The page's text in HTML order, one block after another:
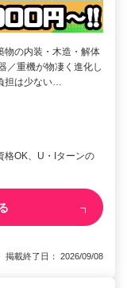
物の内装・木造・解体
／重機が物凄く進化し
担は少ない…
格OK、U・Iターンの
載終了日： 2026/09/08